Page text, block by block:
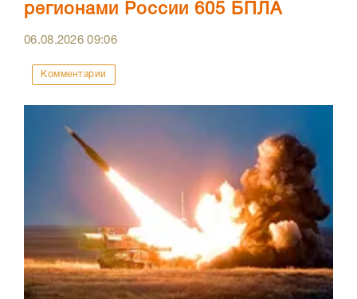
регионами России 605 БПЛА
06.08.202609:06
Комментарии